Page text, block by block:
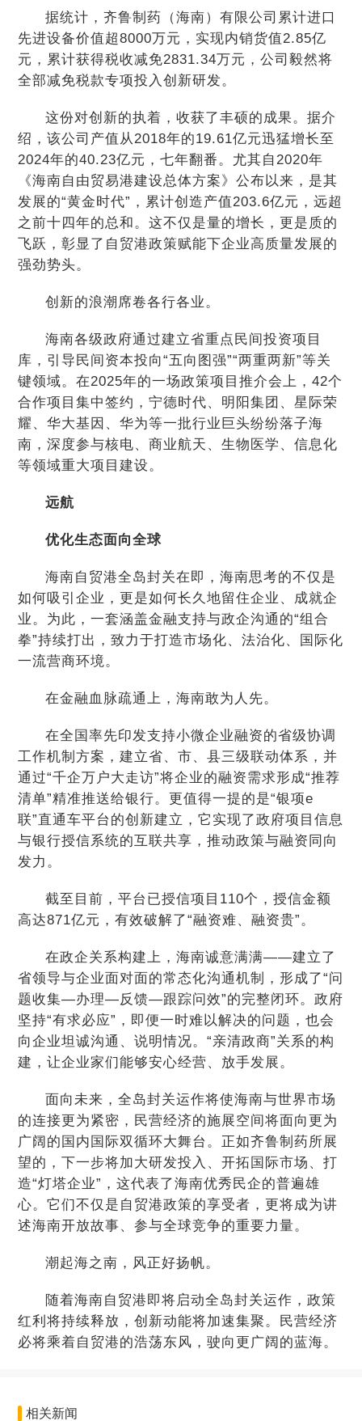
据统计，齐鲁制药（海南）有限公司累计进口
先进设备价值超8000万元，实现内销货值2.85亿
元，累计获得税收减免2831.34万元，公司毅然将
全部减免税款专项投入创新研发。
这份对创新的执着，收获了丰硕的成果。据介
绍，该公司产值从2018年的19.61亿元迅猛增长至
2024年的40.23亿元，七年翻番。尤其自2020年
《海南自由贸易港建设总体方案》公布以来，是其
发展的“黄金时代”，累计创造产值203.6亿元，远超
之前十四年的总和。这不仅是量的增长，更是质的
飞跃，彰显了自贸港政策赋能下企业高质量发展的
强劲势头。
创新的浪潮席卷各行各业。
海南各级政府通过建立省重点民间投资项目
库，引导民间资本投向“五向图强”“两重两新”等关
键领域。在2025年的一场政策项目推介会上，42个
合作项目集中签约，宁德时代、明阳集团、星际荣
耀、华大基因、华为等一批行业巨头纷纷落子海
南，深度参与核电、商业航天、生物医学、信息化
等领域重大项目建设。
远航
优化生态面向全球
海南自贸港全岛封关在即，海南思考的不仅是
如何吸引企业，更是如何长久地留住企业、成就企
业。为此，一套涵盖金融支持与政企沟通的“组合
拳”持续打出，致力于打造市场化、法治化、国际化
一流营商环境。
在金融血脉疏通上，海南敢为人先。
在全国率先印发支持小微企业融资的省级协调
工作机制方案，建立省、市、县三级联动体系，并
通过“千企万户大走访”将企业的融资需求形成“推荐
清单”精准推送给银行。更值得一提的是“银项e
联”直通车平台的创新建立，它实现了政府项目信息
与银行授信系统的互联共享，推动政策与融资同向
发力。
截至目前，平台已授信项目110个，授信金额
高达871亿元，有效破解了“融资难、融资贵”。
在政企关系构建上，海南诚意满满——建立了
省领导与企业面对面的常态化沟通机制，形成了“问
题收集—办理—反馈—跟踪问效”的完整闭环。政府
坚持“有求必应”，即便一时难以解决的问题，也会
向企业坦诚沟通、说明情况。“亲清政商”关系的构
建，让企业家们能够安心经营、放手发展。
面向未来，全岛封关运作将使海南与世界市场
的连接更为紧密，民营经济的施展空间将面向更为
广阔的国内国际双循环大舞台。正如齐鲁制药所展
望的，下一步将加大研发投入、开拓国际市场、打
造“灯塔企业”，这代表了海南优秀民企的普遍雄
心。它们不仅是自贸港政策的享受者，更将成为讲
述海南开放故事、参与全球竞争的重要力量。
潮起海之南，风正好扬帆。
随着海南自贸港即将启动全岛封关运作，政策
红利将持续释放，创新动能将加速集聚。民营经济
必将乘着自贸港的浩荡东风，驶向更广阔的蓝海。
相关新闻